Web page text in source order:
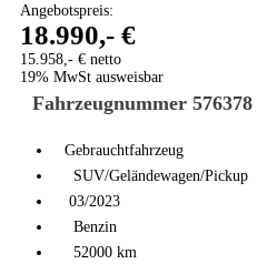
Angebotspreis:
18.990,- €
15.958,- € netto
19% MwSt ausweisbar
Fahrzeugnummer 576378
Gebrauchtfahrzeug
SUV/Geländewagen/Pickup
03/2023
Benzin
52000 km